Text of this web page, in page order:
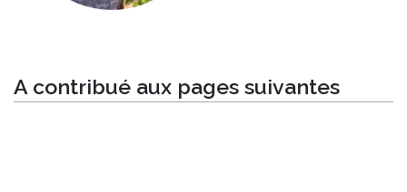
A contribué aux pages suivantes